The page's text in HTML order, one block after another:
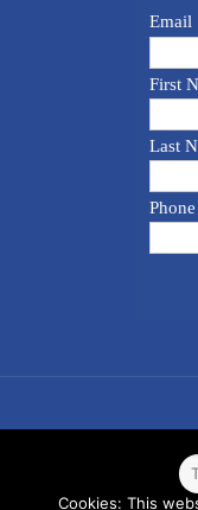
© 2022 CPPR. All
Cookies: This